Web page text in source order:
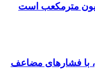
با فشارهای مضاعف